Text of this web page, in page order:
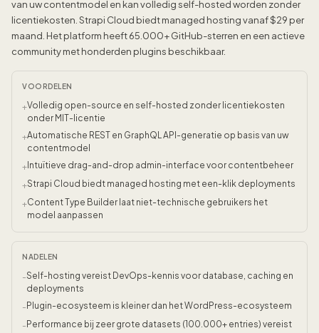
van uw contentmodel en kan volledig self-hosted worden zonder
licentiekosten. Strapi Cloud biedt managed hosting vanaf $29 per
maand. Het platform heeft 65.000+ GitHub-sterren en een actieve
community met honderden plugins beschikbaar.
VOORDELEN
+Volledig open-source en self-hosted zonder licentiekosten
onder MIT-licentie
+Automatische REST en GraphQL API-generatie op basis van uw
contentmodel
+ Intuïtieve drag-and-drop admin-interface voor contentbeheer
+Strapi Cloud biedt managed hosting met een-klik deployments
+Content Type Builder laat niet-technische gebruikers het
model aanpassen
NADELEN
-Self-hosting vereist DevOps-kennis voor database, caching en
deployments
- Plugin-ecosysteem is kleiner dan het WordPress-ecosysteem
- Performance bij zeer grote datasets (100.000+ entries) vereist